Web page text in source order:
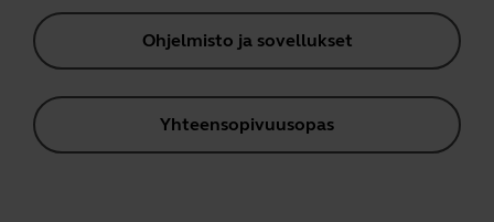
Ohjelmisto ja sovellukset
Yhteensopivuusopas